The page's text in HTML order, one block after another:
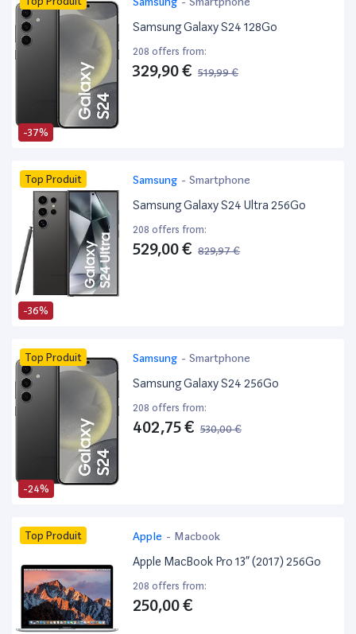
-37%
Samsung Galaxy S24 128Go
208 offers from:
329,90 € 519,99 €
-36%
Top Produit Samsung - Smartphone
Samsung Galaxy S24 Ultra 256Go
208 offers from:
529,00 € 829,97 €
-24%
Top Produit Samsung - Smartphone
Samsung Galaxy S24 256Go
208 offers from:
402,75 € 530,00 €
Top Produit Apple - Macbook
Apple MacBook Pro 13” (2017) 256Go
208 offers from:
250,00 €